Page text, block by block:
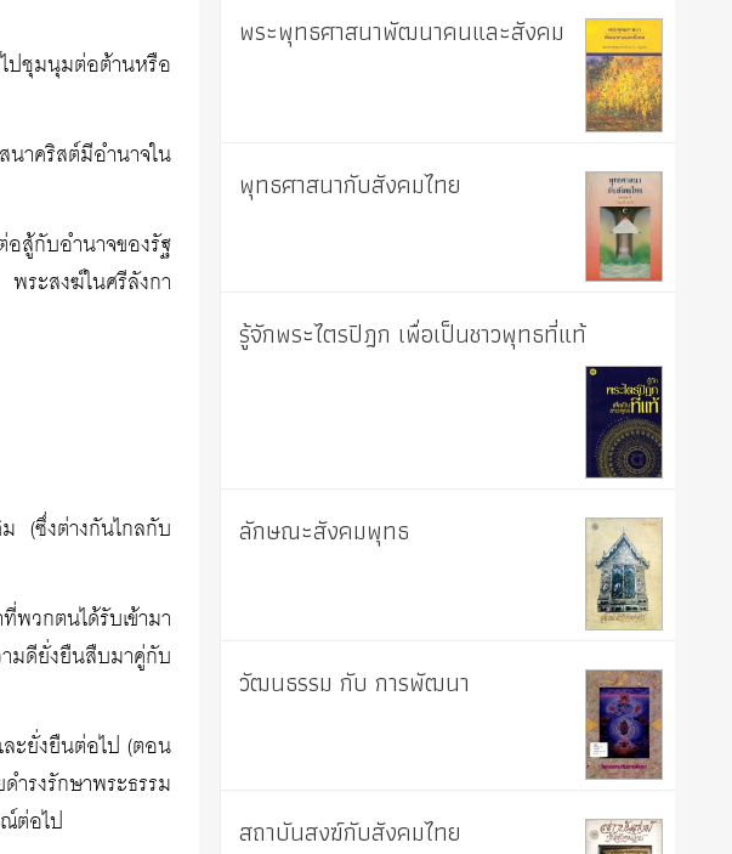
ปชุมนุมต่อต้านหรือ
าคริสต์มีอำนาจใน
สู้กับอำนาจของรัฐ
ระสงฆ์ในศรีลังกา
(ซึ่งต่างกันไกลกับ
วกตนได้รับเข้ามา
ดียั่งยืนสืบมาคู่กับ
ะยั่งยืนต่อไป (ตอน
รงรักษาพระธรรม
ต่อไป
พระพุทธศาสนาพัฒนาคนและสังคม
พุทธศาสนากับสังคมไทย
รู้จักพระไตรปิฎก เพื่อเป็นชาวพุทธที่แท้
ลักษณะสังคมพุทธ
วัฒนธรรม กับ การพัฒนา
สถาบันสงฆ์กับสังคมไทย